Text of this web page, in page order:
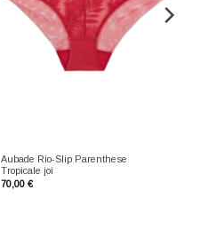
Aubade Rio-Slip Parenthese
Tropicale joi
70,00 €